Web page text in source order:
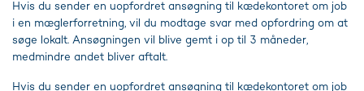
Hvis du sender en uopfordret ansøgning til kædekontoret om job
i en mæglerforretning, vil du modtage svar med opfordring om at
søge lokalt. Ansøgningen vil blive gemt i op til 3 måneder,
medmindre andet bliver aftalt.
Hvis du sender en uopfordret ansøgning til kædekontoret om job